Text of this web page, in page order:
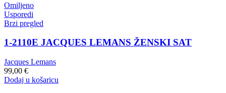
Omiljeno
Usporedi
Brzi pregled
1-2110E JACQUES LEMANS ŽENSKI SAT
Jacques Lemans
99,00 €
Dodaj u košaricu